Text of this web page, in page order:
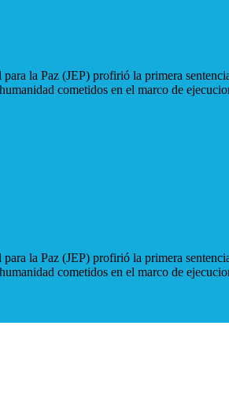
la Paz (JEP) profirió la primera
cometidos en el marco de
la Paz (JEP) profirió la primera
cometidos en el marco de